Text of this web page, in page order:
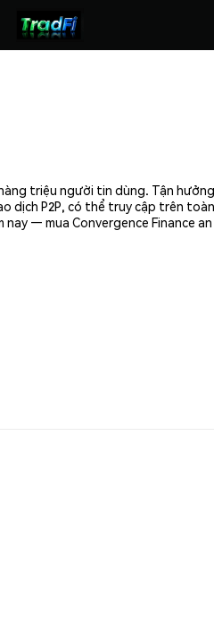
triệu người tin dùng. Tận
dịch P2P, có thể truy cập trên
— mua Convergence Finance